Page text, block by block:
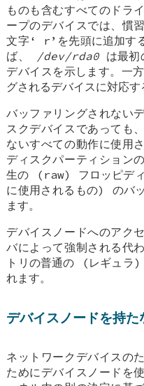
ものも含むすべてのドラ
ープのデバイスでは、慣
文字‘
r ’を先頭に追加す
ば、
/dev/rda0は最初
デバイスを示します。一
グされるデバイスに対応す
バッファリングされない
スクデバイスであっても
ないすべての動作に使用
ディスクパーティション
生の (raw)
フロッピデ
に使用されるもの) のバ
ます。
デバイスノードへのアク
バによって強制される代
トリの普通の (レギュラ)
れます。
デバイスノードを持
ネットワークデバイスの
ためにデバイスノードを